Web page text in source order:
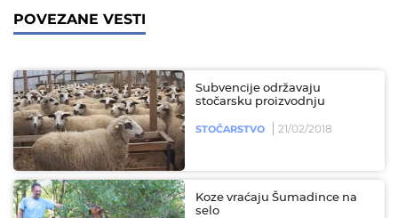
POVEZANE VESTI
Subvencije održavaju
stočarsku proizvodnju
STOČARSTVO 21/02/2018
Koze vraćaju Šumadince na
selo